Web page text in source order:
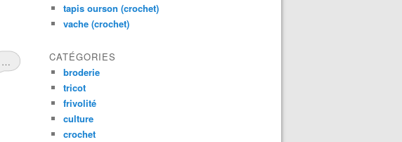
…
tapis ourson (crochet)
vache (crochet)
CATÉGORIES
broderie
tricot
frivolité
culture
crochet